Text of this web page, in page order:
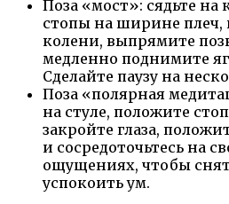
Поза «мост»: сядьте на
стопы на ширине плеч,
колени, выпрямите
медленно поднимите
Сделайте паузу на
Поза «полярная
на стуле, положите
закройте глаза,
и сосредоточьтесь на
ощущениях, чтобы
успокоить ум.